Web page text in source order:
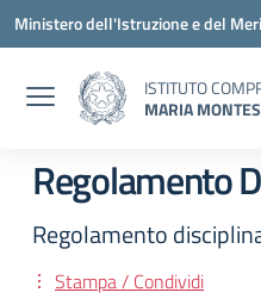
Vai ai contenuti
Vai al menu di navigazione
Vai al footer
Ministero dell'Istruzione e del
ISTITUTO
MARIA
Regolamento
Regolamento
Stampa / Condividi